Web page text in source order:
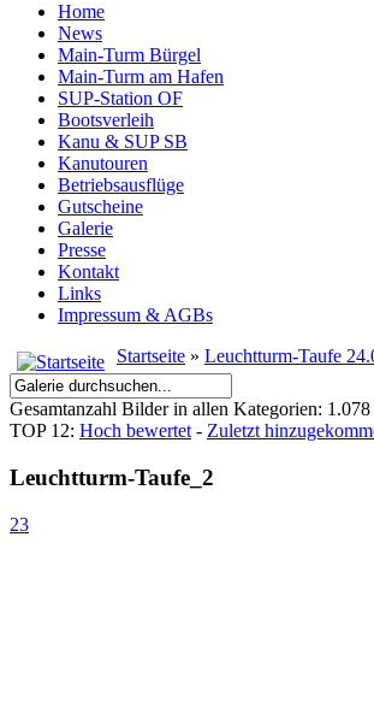
Home
News
Main-Turm Bürgel
Main-Turm am Hafen
SUP-Station OF
Bootsverleih
Kanu & SUP SB
Kanutouren
Betriebsausflüge
Gutscheine
Galerie
Presse
Kontakt
Links
Impressum & AGBs
Startseite » Leuchtturm-Taufe
Gesamtanzahl Bilder in allen Kategorien: 1.078
TOP 12: Hoch bewertet - Zuletzt
Leuchtturm-Taufe_2
23